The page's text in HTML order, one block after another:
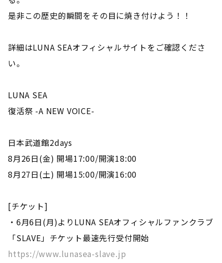
是非この歴史的瞬間をその目に焼き付けよう！！
詳細はLUNA SEAオフィシャルサイトをご確認くださ
い。
LUNA SEA
復活祭 -A NEW VOICE-
日本武道館2days
8月26日(金) 開場17:00/開演18:00
8月27日(土) 開場15:00/開演16:00
[チケット]
・6月6日(月)よりLUNA SEAオフィシャルファンクラブ
「SLAVE」チケット最速先行受付開始
https://www.lunasea-slave.jp